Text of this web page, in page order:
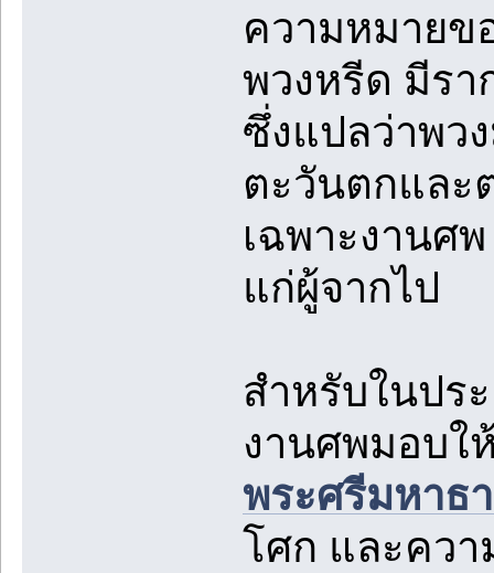
ความหมายข
พวงหรีด มีรา
ซึ่งแปลว่าพว
ตะวันตกและ
เฉพาะงานศ
แก่ผู้จากไป
สำหรับในปร
งานศพมอบใ
พระศรีมหาธ
โศก และควา